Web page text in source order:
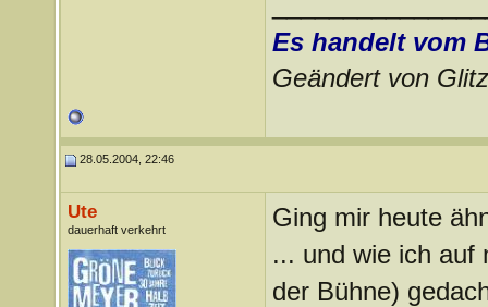
Es handelt vom
Geändert von
28.05.2004, 22:46
Ute
dauerhaft verkehrt
Ging mir heute
... und wie ich auf
der Bühne)